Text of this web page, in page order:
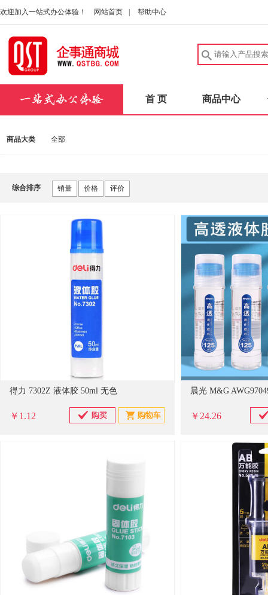
欢迎加入一站式办公体验！ 网站首页 帮助中心
首 页 商品中心
商品大类 全部
综合排序 销量 价格 评价
得力 7302Z 液体胶 50ml 无色
￥1.12
晨光 M&G
￥24.26